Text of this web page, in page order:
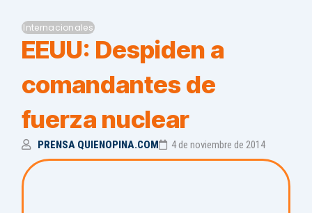
Internacionales
EEUU: Despiden a
comandantes de
fuerza nuclear
PRENSA QUIENOPINA.COM 4 de noviembre de 2014